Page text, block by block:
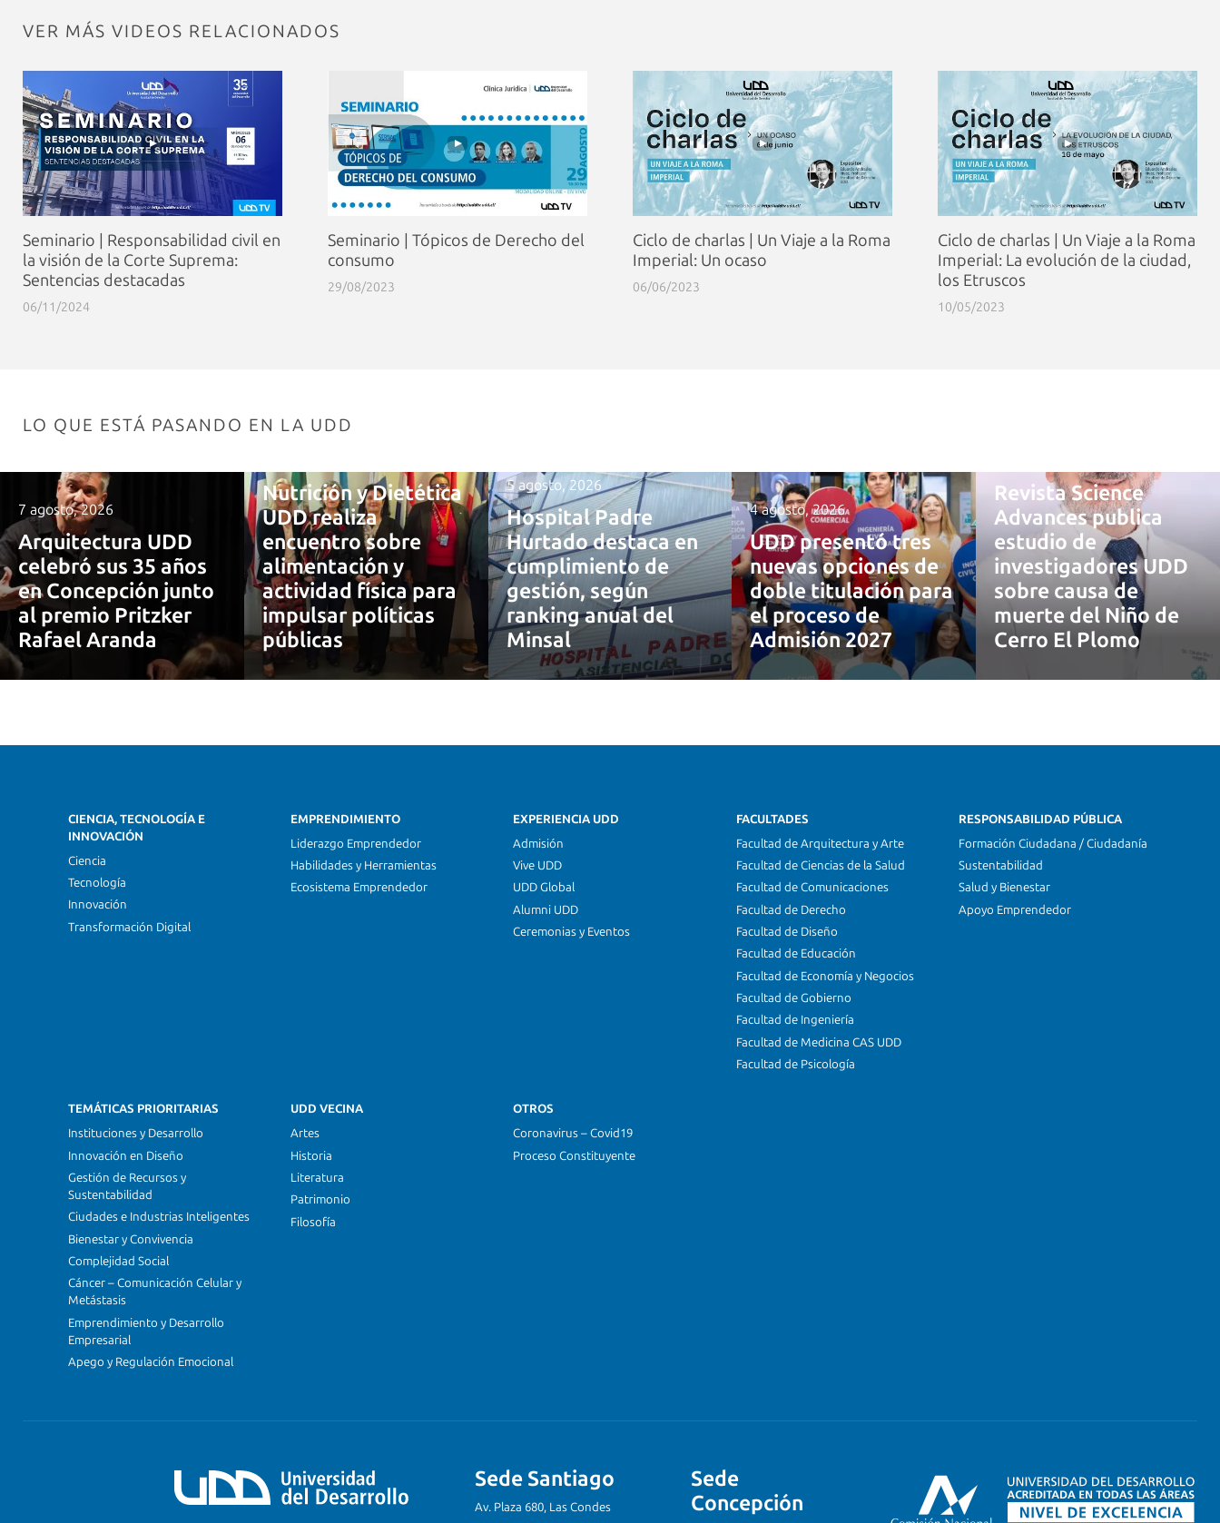
VER MÁS VIDEOS RELACIONADOS
Seminario | Responsabilidad civil en
la visión de la Corte Suprema:
Sentencias destacadas
06/11/2024
Seminario | Tópicos de Derecho del
consumo
29/08/2023
Ciclo de charlas | Un Viaje a la Roma
Imperial: Un ocaso
06/06/2023
Ciclo de charlas | Un Viaje a la Roma
Imperial: La evolución de la ciudad,
los Etruscos
10/05/2023
LO QUE ESTÁ PASANDO EN LA UDD
7 agosto, 2026
Arquitectura UDD
celebró sus 35 años
en Concepción junto
al premio Pritzker
Rafael Aranda
Nutrición y Dietética
UDD realiza
encuentro sobre
alimentación y
actividad física para
impulsar políticas
públicas
5 agosto, 2026
Hospital Padre
Hurtado destaca en
cumplimiento de
gestión, según
ranking anual del
Minsal
4 agosto, 2026
UDD presentó tres
nuevas opciones de
doble titulación para
el proceso de
Admisión 2027
Revista Science
Advances publica
estudio de
investigadores UDD
sobre causa de
muerte del Niño de
Cerro El Plomo
CIENCIA, TECNOLOGÍA E
INNOVACIÓN
Ciencia
Tecnología
Innovación
Transformación Digital
EMPRENDIMIENTO
Liderazgo Emprendedor
Habilidades y Herramientas
Ecosistema Emprendedor
EXPERIENCIA UDD
Admisión
Vive UDD
UDD Global
Alumni UDD
Ceremonias y Eventos
FACULTADES
Facultad de Arquitectura y Arte
Facultad de Ciencias de la Salud
Facultad de Comunicaciones
Facultad de Derecho
Facultad de Diseño
Facultad de Educación
Facultad de Economía y Negocios
Facultad de Gobierno
Facultad de Ingeniería
Facultad de Medicina CAS UDD
Facultad de Psicología
RESPONSABILIDAD PÚBLICA
Formación Ciudadana / Ciudadanía
Sustentabilidad
Salud y Bienestar
Apoyo Emprendedor
TEMÁTICAS PRIORITARIAS
Instituciones y Desarrollo
Innovación en Diseño
Gestión de Recursos y
Sustentabilidad
Ciudades e Industrias Inteligentes
Bienestar y Convivencia
Complejidad Social
Cáncer – Comunicación Celular y
Metástasis
Emprendimiento y Desarrollo
Empresarial
Apego y Regulación Emocional
UDD VECINA
Artes
Historia
Literatura
Patrimonio
Filosofía
OTROS
Coronavirus – Covid19
Proceso Constituyente
Sede Santiago
Av. Plaza 680, Las Condes
Sede
Concepción